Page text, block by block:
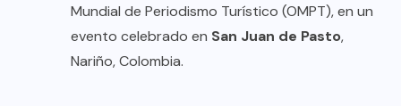
Mundial de Periodismo Turístico (OMPT), en un
evento celebrado en San Juan de Pasto,
Nariño, Colombia.